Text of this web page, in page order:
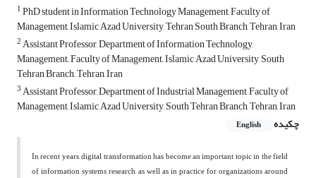
1PhD student in Information Technology Management, Faculty of
Management, Islamic Azad University, Tehran South Branch, Tehran, Iran
2Assistant Professor, Department of Information Technology,
Management,, Faculty of Management,, Islamic Azad University, South
Tehran Branch,, Tehran, Iran
3Assistant Professor, Department of Industrial Management, Faculty of
Management, Islamic Azad University, South Tehran Branch, Tehran, Iran
چکیده
English
In recent years, digital transformation has become an important topic in the field
of information systems research, as well as in practice for organizations around